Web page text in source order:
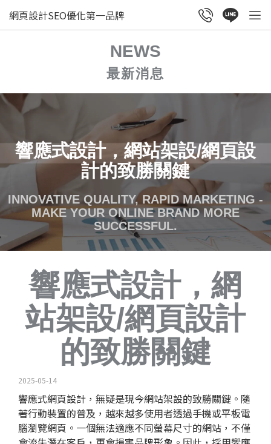
網頁設計SEO優化第一品牌
NEWS
最新消息
響應式設計，網站架設/網頁設
計的致勝關鍵
INNOVATIVE QUALITY, RAPID MARKETING -
MAKE YOUR ONLINE BRAND MORE
SUCCESSFUL.
響應式設計，網
站架設/網頁設計
的致勝關鍵
2025-05-14
響應式網頁設計 ，無疑是現今網站架設的致勝關鍵。隨
著行動裝置的普及，越來越多使用者透過手機或平板電
腦瀏覽網頁。一個無法適應不同螢幕尺寸的網站，不僅